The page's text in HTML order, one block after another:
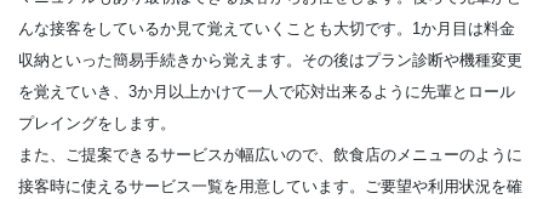
んな接客をしているか見て覚えていくことも大切です。1か月目は料金
収納といった簡易手続きから覚えます。その後はプラン診断や機種変更
を覚えていき、3か月以上かけて一人で応対出来るように先輩とロール
プレイングをします。
また、ご提案できるサービスが幅広いので、飲食店のメニューのように
接客時に使えるサービス一覧を用意しています。ご要望や利用状況を確